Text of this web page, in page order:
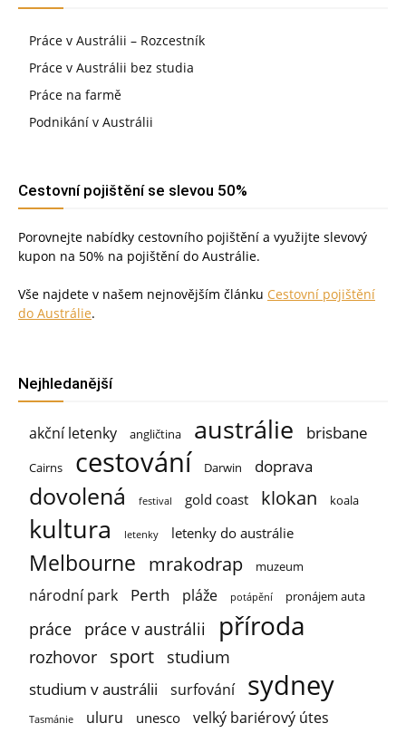
Práce v Austrálii – Rozcestník
Práce v Austrálii bez studia
Práce na farmě
Podnikání v Austrálii
Cestovní pojištění se slevou 50%
Porovnejte nabídky cestovního pojištění a využijte slevový
kupon na 50% na pojištění do Austrálie.
Vše najdete v našem nejnovějším článku Cestovní pojištění
do Austrálie.
Nejhledanější
akční letenky angličtina austrálie brisbane
Cairns cestování Darwin doprava
dovolená festival gold coast klokan koala
kultura letenky letenky do austrálie
Melbourne mrakodrap muzeum
národní park Perth pláže potápění pronájem auta
práce práce v austrálii příroda
rozhovor sport studium
studium v austrálii surfování sydney
Tasmánie uluru unesco velký bariérový útes